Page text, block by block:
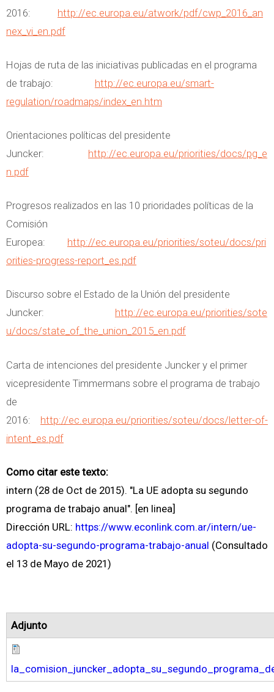
2016: http://ec.europa.eu/atwork/pdf/cwp_2016_an
nex_vi_en.pdf
Hojas de ruta de las iniciativas publicadas en el programa
de trabajo: http://ec.europa.eu/smart-
regulation/roadmaps/index_en.htm
Orientaciones políticas del presidente
Juncker: http://ec.europa.eu/priorities/docs/pg_e
n.pdf
Progresos realizados en las 10 prioridades políticas de la
Comisión
Europea: http://ec.europa.eu/priorities/soteu/docs/pri
orities-progress-report_es.pdf
Discurso sobre el Estado de la Unión del presidente
Juncker: http://ec.europa.eu/priorities/sote
u/docs/state_of_the_union_2015_en.pdf
Carta de intenciones del presidente Juncker y el primer
vicepresidente Timmermans sobre el programa de trabajo
de
2016: http://ec.europa.eu/priorities/soteu/docs/letter-of-
intent_es.pdf
Como citar este texto:
intern (28 de Oct de 2015). "La UE adopta su segundo
programa de trabajo anual". [en linea]
Dirección URL: https://www.econlink.com.ar/intern/ue-
adopta-su-segundo-programa-trabajo-anual (Consultado
el 13 de Mayo de 2021)
Adjunto